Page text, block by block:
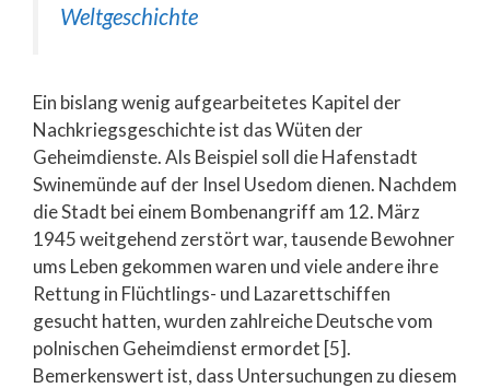
Weltgeschichte
Ein bislang wenig aufgearbeitetes Kapitel der
Nachkriegsgeschichte ist das Wüten der
Geheimdienste. Als Beispiel soll die Hafenstadt
Swinemünde auf der Insel Usedom dienen. Nachdem
die Stadt bei einem Bombenangriff am 12. März
1945 weitgehend zerstört war, tausende Bewohner
ums Leben gekommen waren und viele andere ihre
Rettung in Flüchtlings- und Lazarettschiffen
gesucht hatten, wurden zahlreiche Deutsche vom
polnischen Geheimdienst ermordet [5].
Bemerkenswert ist, dass Untersuchungen zu diesem